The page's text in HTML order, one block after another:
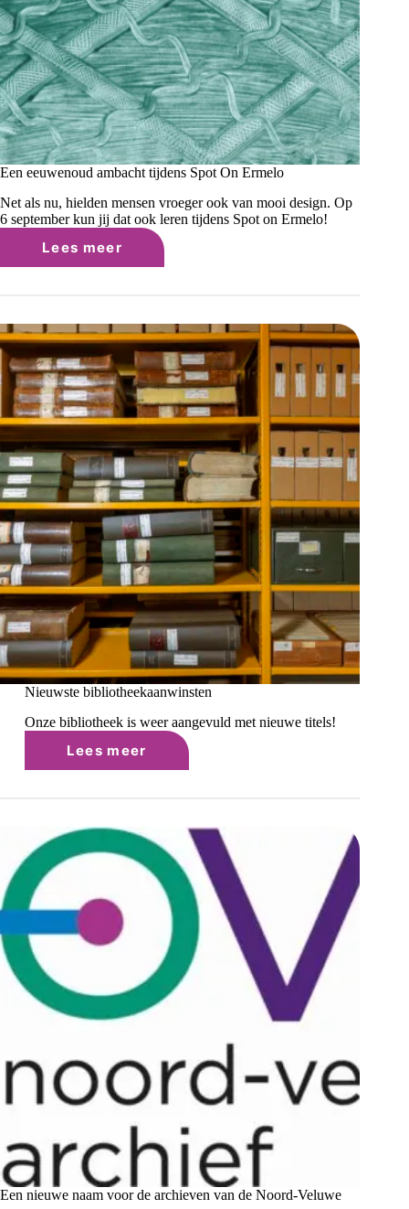
Een eeuwenoud ambacht tijdens Spot On Ermelo
Net als nu, hielden mensen vroeger ook van mooi design. Op
6 september kun jij dat ook leren tijdens Spot on Ermelo!
Lees meer
Een
eeuwenoud
Spot
On
Ermelo
Nieuwste bibliotheekaanwinsten
Onze bibliotheek is weer aangevuld met nieuwe titels!
Lees meer
Nieuwste
bibliotheekaanwinsten
Een nieuwe naam voor de archieven van de Noord-Veluwe